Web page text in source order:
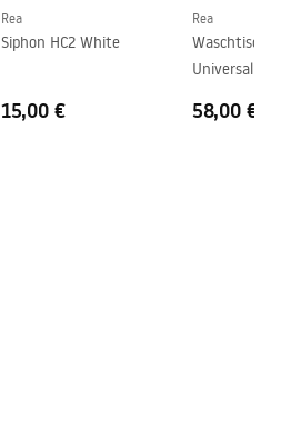
Nicht
Rea
Siphon HC2 White
15,00 €
Rea
Waschtisch-
Universal
58,00 €